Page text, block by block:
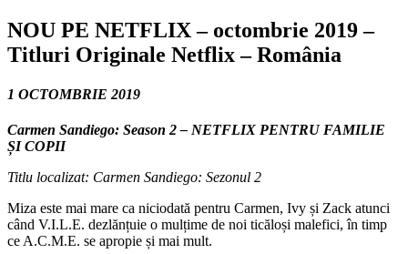
NOU PE NETFLIX – octombrie 2019–
Titluri Originale Netflix – România
1 OCTOMBRIE 2019
Carmen Sandiego: Season 2 – NETFLIX PENTRU FAMILIE
ȘI COPII
Titlu localizat: Carmen Sandiego: Sezonul 2
Miza este mai mare ca niciodată pentru Carmen, Ivy și Zack atunci
când V.I.L.E. dezlănțuie o mulțime de noi ticăloși malefici, în timp
ce A.C.M.E. se apropie și mai mult.